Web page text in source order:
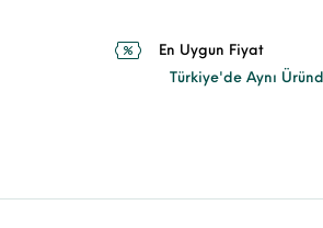
En Uygun Fiyat
Türkiye'de Aynı